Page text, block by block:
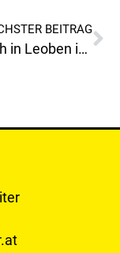
BEITRAG
Auch in Leoben ist nun endgültig der Fasching angekommen!